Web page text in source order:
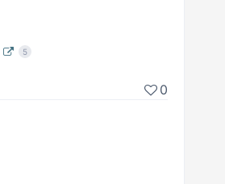
5
0